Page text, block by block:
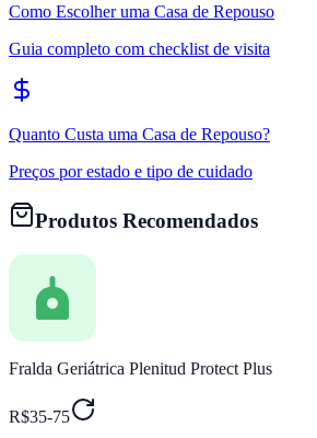
Como Escolher uma Casa de Repouso
Guia completo com checklist de visita
Quanto Custa uma Casa de Repouso?
Preços por estado e tipo de cuidado
Produtos Recomendados
Fralda Geriátrica Plenitud Protect Plus
R$35-75